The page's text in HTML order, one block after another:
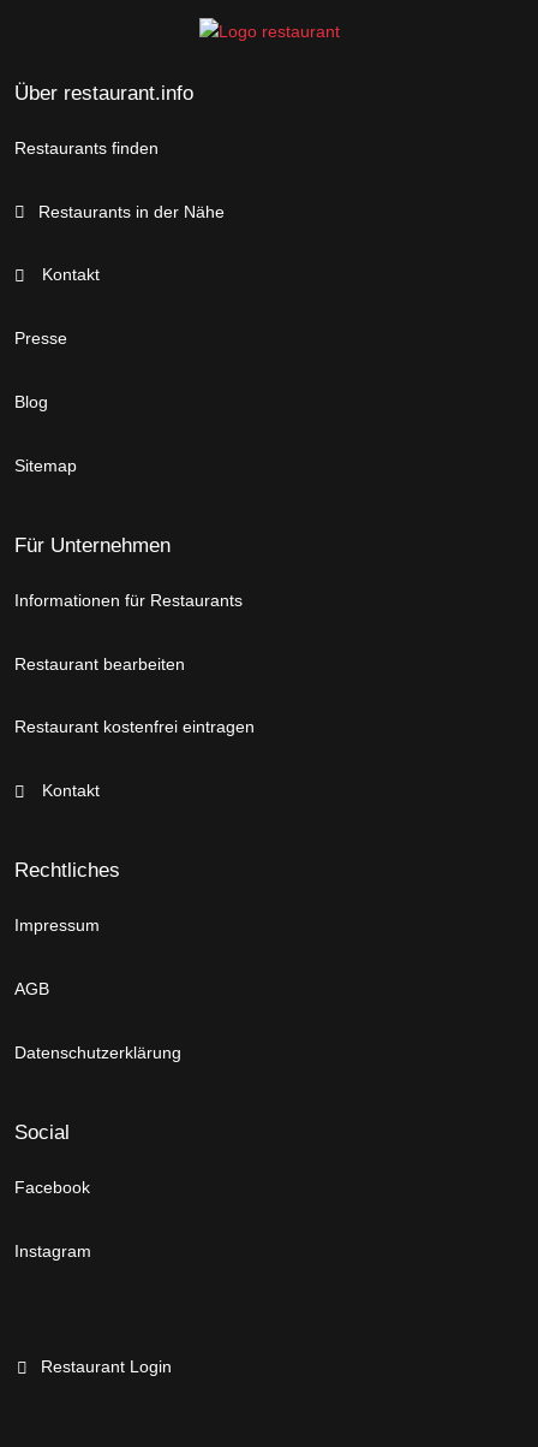
Über restaurant.info
Restaurants finden
Restaurants in der Nähe
Kontakt
Presse
Blog
Sitemap
Für Unternehmen
Informationen für Restaurants
Restaurant bearbeiten
Restaurant kostenfrei eintragen
Kontakt
Rechtliches
Impressum
AGB
Datenschutzerklärung
Social
Facebook
Instagram
Restaurant Login